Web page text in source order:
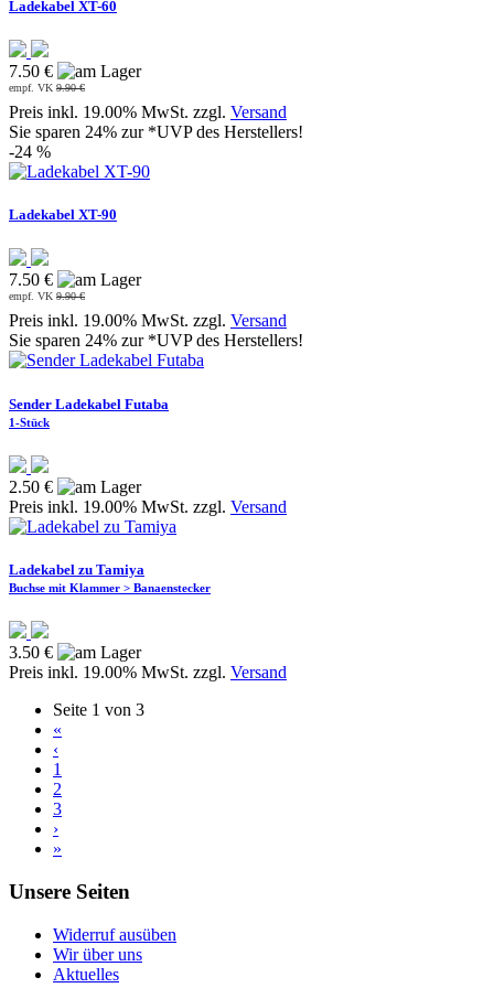
Ladekabel XT-60
7.50 €
empf. VK 9.90 €
Preis inkl. 19.00% MwSt. zzgl. Versand
Sie sparen 24% zur *UVP des Herstellers!
-24 %
Ladekabel XT-90
7.50 €
empf. VK 9.90 €
Preis inkl. 19.00% MwSt. zzgl. Versand
Sie sparen 24% zur *UVP des Herstellers!
Sender Ladekabel Futaba
1-Stück
2.50 €
Preis inkl. 19.00% MwSt. zzgl. Versand
Ladekabel zu Tamiya
Buchse mit Klammer > Banaenstecker
3.50 €
Preis inkl. 19.00% MwSt. zzgl. Versand
Seite 1 von 3
«
‹
1
2
3
›
»
Unsere Seiten
Widerruf ausüben
Wir über uns
Aktuelles